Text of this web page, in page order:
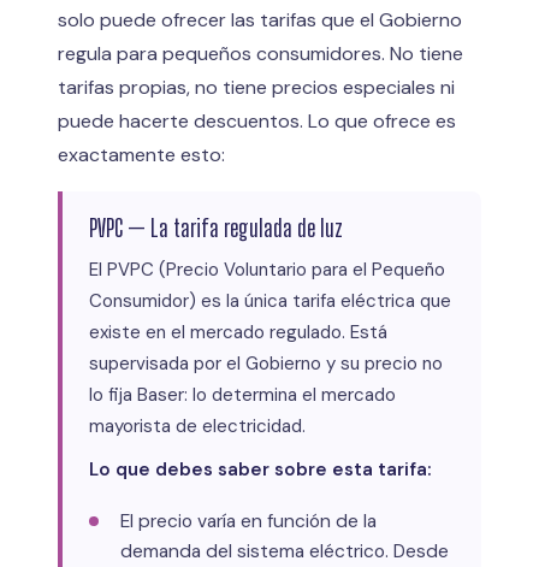
solo puede ofrecer las tarifas que el Gobierno
regula para pequeños consumidores. No tiene
tarifas propias, no tiene precios especiales ni
puede hacerte descuentos. Lo que ofrece es
exactamente esto:
PVPC — La tarifa regulada de luz
El PVPC (Precio Voluntario para el Pequeño
Consumidor) es la única tarifa eléctrica que
existe en el mercado regulado. Está
supervisada por el Gobierno y su precio no
lo fija Baser: lo determina el mercado
mayorista de electricidad.
Lo que debes saber sobre esta tarifa:
El precio varía en función de la
demanda del sistema eléctrico. Desde